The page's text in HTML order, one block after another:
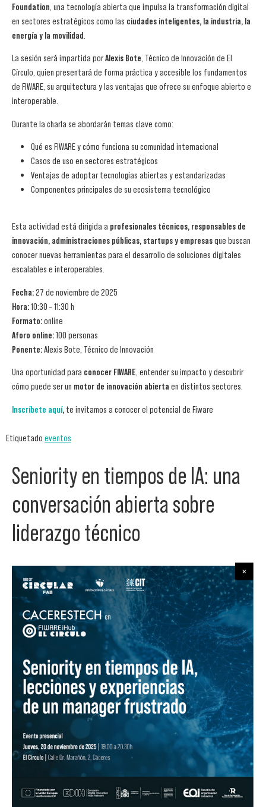
Foundation , una tecnología abierta que impulsa la transformación digital
en sectores estratégicos como las ciudades inteligentes, la industria, la
energía y la movilidad
La sesión será impartida porAlexis Bote , Técnico de Innovación de El
Círculo, quien presentará de forma práctica y accesible los fundamentos
de FIWARE, su arquitectura y las ventajas que ofrece su enfoque abierto e
interoperable.
Durante la charla se abordarán temas clave como:
Qué es FIWARE y cómo funciona su comunidad internacional
Casos de uso en sectores estratégicos
Ventajas de adoptar tecnologías abiertas y estandarizadas
Componentes principales de su ecosistema tecnológico
Esta actividad está dirigida a profesionales técnicos, responsables de
innovación, administraciones públicas, startups y empresasque buscan
conocer nuevas herramientas para el desarrollo de soluciones digitales
escalables e interoperables.
Fecha:27 de noviembre de 2025
Hora:10:30 – 11:30 h
Formato:online
Aforo online:100 personas
Ponente:Alexis Bote, Técnico de Innovación
Una oportunidad para conocer FIWARE , entender su impacto y descubrir
cómo puede ser un motor de innovación abierta en distintos sectores.
Inscríbete aquí, te invitamos a conocer el potencial de Fiware
Etiquetado eventos
Seniority en tiempos de IA: una
conversación abierta sobre
liderazgo técnico